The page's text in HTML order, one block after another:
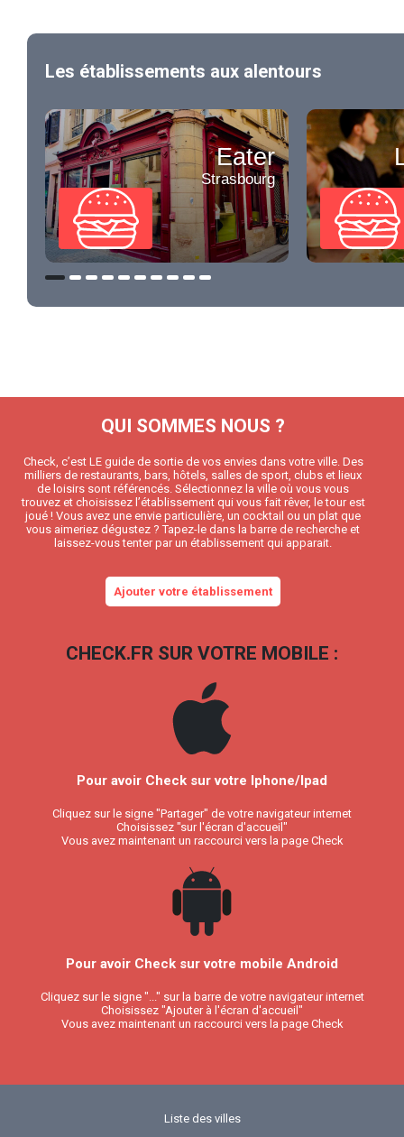
Les établissements aux alentours
Eater
Strasbourg
QUI SOMMES NOUS ?
Check, c’est LE guide de sortie de vos envies dans votre ville. Des
milliers de restaurants, bars, hôtels, salles de sport, clubs et lieux
de loisirs sont référencés. Sélectionnez la ville où vous vous
trouvez et choisissez l’établissement qui vous fait rêver, le tour est
joué ! Vous avez une envie particulière, un cocktail ou un plat que
vous aimeriez dégustez ? Tapez-le dans la barre de recherche et
laissez-vous tenter par un établissement qui apparait.
Ajouter votre établissement
CHECK.FR SUR VOTRE MOBILE :
Pour avoir Check sur votre Iphone/Ipad
Cliquez sur le signe "Partager" de votre navigateur internet
Choisissez "sur l'écran d'accueil"
Vous avez maintenant un raccourci vers la page Check
Pour avoir Check sur votre mobile Android
Cliquez sur le signe "..." sur la barre de votre navigateur internet
Choisissez "Ajouter à l'écran d'accueil"
Vous avez maintenant un raccourci vers la page Check
Liste des villes